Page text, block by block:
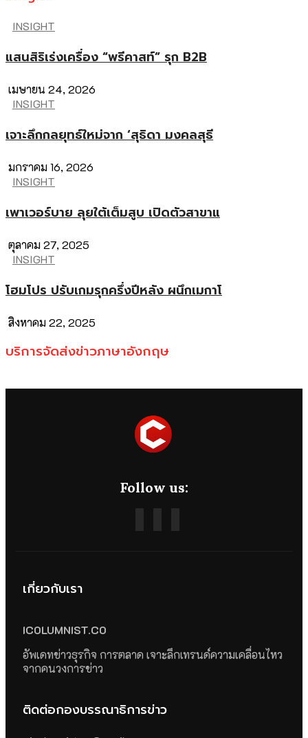
INSIGHT
แสนสิริเร่งเครื่อง “พรีคาสท์” รุก B2B
เมษายน 24, 2026
INSIGHT
เจาะลึกกลยุทธ์ใหม่จาก ‘สุธิดา มงคลสุธี
มกราคม 16, 2026
INSIGHT
เพาเวอร์บาย ลุยใต้เต็มสูบ เปิดตัวสาขาแ
ตุลาคม 27, 2025
INSIGHT
โฮมโปร ปรับเกมรุกครึ่งปีหลัง ผนึกเมกาโ
สิงหาคม 22, 2025
บริการจัดส่งข่าวภาษาอังกฤษ
Follow us:
เกี่ยวกับเรา
ICOLUMNIST.CO
อัพเดทข่าวธุรกิจ การตลาด เจาะลึกเทรนด์ความเคลื่อนไหว
จากคนวงการข่าว
ติดต่อกองบรรณาธิการข่าว